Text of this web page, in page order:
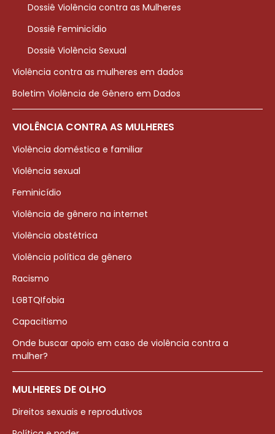
Dossiê Violência contra as Mulheres
Dossiê Feminicídio
Dossiê Violência Sexual
Violência contra as mulheres em dados
Boletim Violência de Gênero em Dados
VIOLÊNCIA CONTRA AS MULHERES
Violência doméstica e familiar
Violência sexual
Feminicídio
Violência de gênero na internet
Violência obstétrica
Violência política de gênero
Racismo
LGBTQIfobia
Capacitismo
Onde buscar apoio em caso de violência contra a
mulher?
MULHERES DE OLHO
Direitos sexuais e reprodutivos